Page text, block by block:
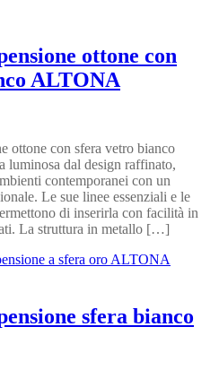
ottone con
ALTONA
ottone con sfera vetro bianco
luminosa dal design raffinato,
contemporanei con un
Le sue linee essenziali e le
di inserirla con facilità in
La struttura in metallo […]
sfera bianco